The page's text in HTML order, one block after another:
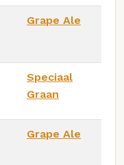
Grape Ale
Speciaal
Graan
Grape Ale